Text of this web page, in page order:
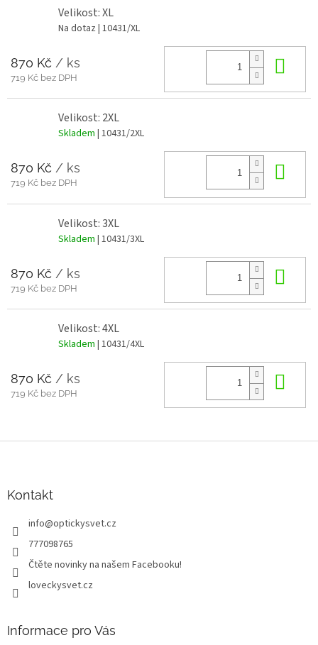
Velikost: XL
Na dotaz | 10431/XL
870 Kč / ks
719 Kč bez DPH
Velikost: 2XL
Skladem | 10431/2XL
870 Kč / ks
719 Kč bez DPH
Velikost: 3XL
Skladem | 10431/3XL
870 Kč / ks
719 Kč bez DPH
Velikost: 4XL
Skladem | 10431/4XL
870 Kč / ks
719 Kč bez DPH
Kontakt
info@optickysvet.cz
777098765
Čtěte novinky na našem Facebooku!
loveckysvet.cz
Informace pro Vás